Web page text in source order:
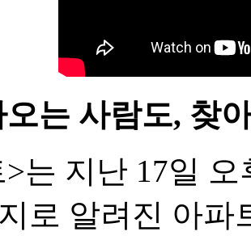
는 사람도, 찾
는 지난 17일
로 알려진 아파